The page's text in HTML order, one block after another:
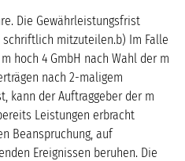
Die Gewährleistungsfrist
schriftlich mitzuteilen.b) Im Falle
hoch 4 GmbH nach Wahl der m
nach 2-maligem
kann der Auftraggeber der m
Leistungen erbracht
Beanspruchung, auf
Ereignissen beruhen. Die